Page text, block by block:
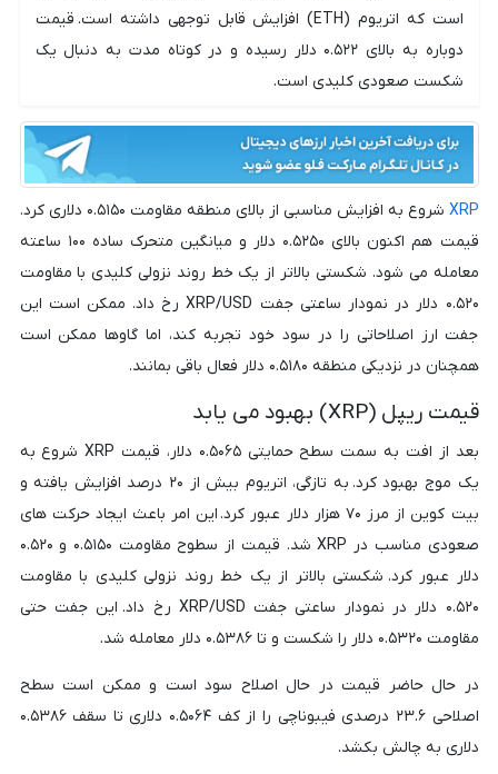
است که اتریوم (ETH) افزایش قابل توجهی داشته است. قیمت
دوباره به بالای ۰.۵۲۲ دلار رسیده و در کوتاه مدت به دنبال یک
شکست صعودی کلیدی است.
XRP
شروع به افزایش مناسبی از بالای منطقه مقاومت ۰.۵۱۵۰ دلاری کرد.
قیمت هم اکنون بالای ۰.۵۲۵۰ دلار و میانگین متحرک ساده ۱۰۰ ساعته
معامله می شود. شکستی بالاتر از یک خط روند نزولی کلیدی با مقاومت
۰.۵۲۰ دلار در نمودار ساعتی جفت XRP/USD رخ داد. ممکن است این
جفت ارز اصلاحاتی را در سود خود تجربه کند، اما گاوها ممکن است
همچنان در نزدیکی منطقه ۰.۵۱۸۰ دلار فعال باقی بمانند.
قیمت ریپل (XRP) بهبود می یابد
بعد از افت به سمت سطح حمایتی ۰.۵۰۶۵ دلار، قیمت XRP شروع به
یک موج بهبود کرد. به تازگی، اتریوم بیش از ۲۰ درصد افزایش یافته و
بیت کوین از مرز ۷۰ هزار دلار عبور کرد. این امر باعث ایجاد حرکت های
صعودی مناسب در XRP شد. قیمت از سطوح مقاومت ۰.۵۱۵۰ و ۰.۵۲۰
دلار عبور کرد. شکستی بالاتر از یک خط روند نزولی کلیدی با مقاومت
۰.۵۲۰ دلار در نمودار ساعتی جفت XRP/USD رخ داد. این جفت حتی
مقاومت ۰.۵۳۲۰ دلار را شکست و تا ۰.۵۳۸۶ دلار معامله شد.
در حال حاضر قیمت در حال اصلاح سود است و ممکن است سطح
اصلاحی ۲۳.۶ درصدی فیبوناچی را از کف ۰.۵۰۶۴ دلاری تا سقف ۰.۵۳۸۶
دلاری به چالش بکشد.